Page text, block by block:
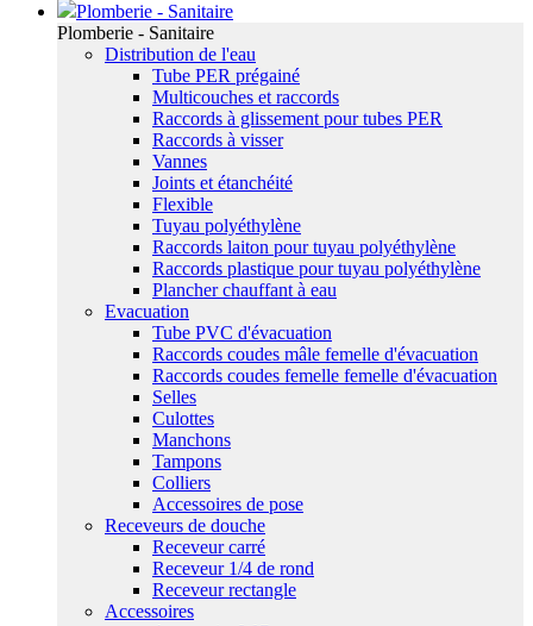
Plomberie - Sanitaire
Plomberie - Sanitaire
Distribution de l'eau
Tube PER prégainé
Multicouches et raccords
Raccords à glissement pour tubes PER
Raccords à visser
Vannes
Joints et étanchéité
Flexible
Tuyau polyéthylène
Raccords laiton pour tuyau polyéthylène
Raccords plastique pour tuyau polyéthylène
Plancher chauffant à eau
Evacuation
Tube PVC d'évacuation
Raccords coudes mâle femelle d'évacuation
Raccords coudes femelle femelle d'évacuation
Selles
Culottes
Manchons
Tampons
Colliers
Accessoires de pose
Receveurs de douche
Receveur carré
Receveur 1/4 de rond
Receveur rectangle
Accessoires